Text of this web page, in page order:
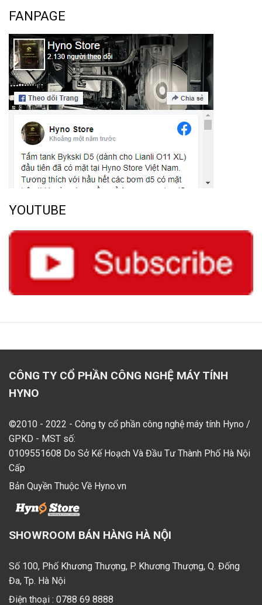
FANPAGE
YOUTUBE
CÔNG TY CỔ PHẦN CÔNG NGHỆ MÁY TÍNH
HYNO
©2010 - 2022 - Công ty cổ phần công nghệ máy tính Hyno /
GPKD - MST số:
0109551608 Do Sở Kế Hoạch Và Đầu Tư Thành Phố Hà Nội
Cấp
Bản Quyền Thuộc Về Hyno.vn
SHOWROOM BÁN HÀNG HÀ NỘI
Số 100, Phố Khương Thượng, P. Khương Thượng, Q. Đống
Đa, Tp. Hà Nội
Điện thoại : 0788 69 8888